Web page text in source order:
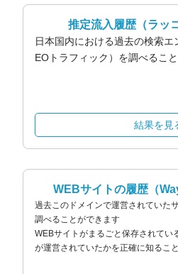
推定流入履歴（ラッ
日本国内における過去の検索
EOトラフィック）を調べるこ
結果を見
WEBサイトの履歴（
過去このドメインで運営されていた
調べることができます
WEBサイトがまるごと保存されてい
が運営されていたかを正確に知るこ